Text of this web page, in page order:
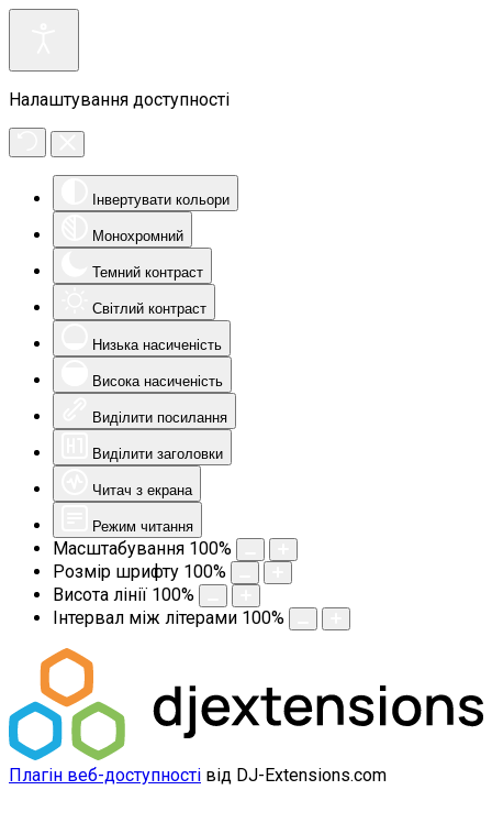
Налаштування доступності
Інвертувати кольори
Монохромний
Темний контраст
Світлий контраст
Низька насиченість
Висока насиченість
Виділити посилання
Виділити заголовки
Читач з екрана
Режим читання
Масштабування 100%
Розмір шрифту 100%
Висота лінії 100%
Інтервал між літерами 100%
Плагін веб-доступності від DJ-Extensions.com